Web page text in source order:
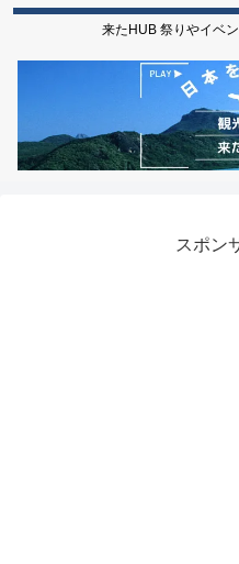
来たHUB 祭りやイベ
スポン